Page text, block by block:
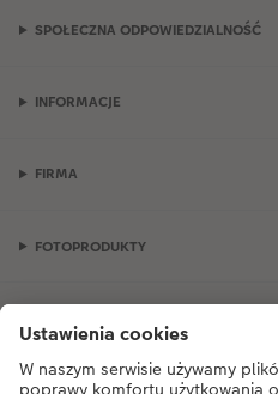
SPOŁECZNA ODPOWIEDZIALNOŚĆ
INFORMACJE
FIRMA
FOTOPRODUKTY